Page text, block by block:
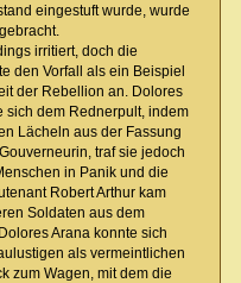
eingestuft wurde, wurde
irritiert, doch die
den Vorfall als ein Beispiel
der Rebellion an. Dolores
sich dem Rednerpult, indem
Lächeln aus der Fassung
traf sie jedoch
in Panik und die
Robert Arthur kam
Soldaten aus dem
Arana konnte sich
als vermeintlichen
zum Wagen, mit dem die